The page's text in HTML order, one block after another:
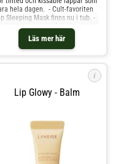
Läs mer här
hela dagen. - Cult-favoriten
Sleeping Mask finns nu i tub. -
med den överallt. - Innehåller
murumuru och sheasmör. - Ger
fukt och håller hela dagen.Vegan :
i
Lip Glowy - Balm